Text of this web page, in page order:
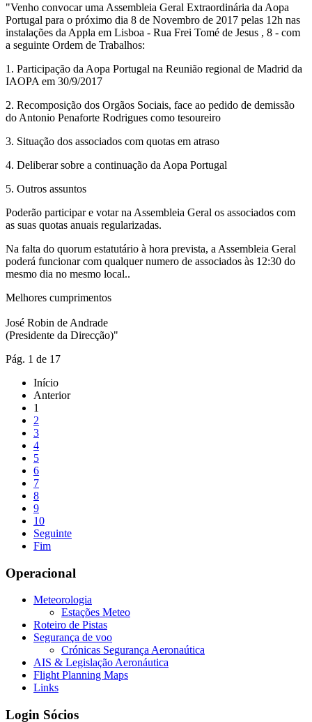
"Venho convocar uma Assembleia Geral Extraordinária da Aopa
Portugal para o próximo dia 8 de Novembro de 2017 pelas 12h nas
instalações da Appla em Lisboa - Rua Frei Tomé de Jesus , 8 - com
a seguinte Ordem de Trabalhos:
1. Participação da Aopa Portugal na Reunião regional de Madrid da
IAOPA em 30/9/2017
2. Recomposição dos Orgãos Sociais, face ao pedido de demissão
do Antonio Penaforte Rodrigues como tesoureiro
3. Situação dos associados com quotas em atraso
4. Deliberar sobre a continuação da Aopa Portugal
5. Outros assuntos
Poderão participar e votar na Assembleia Geral os associados com
as suas quotas anuais regularizadas.
Na falta do quorum estatutário à hora prevista, a Assembleia Geral
poderá funcionar com qualquer numero de associados às 12:30 do
mesmo dia no mesmo local..
Melhores cumprimentos
José Robin de Andrade
(Presidente da Direcção)"
Pág. 1 de 17
Início
Anterior
1
2
3
4
5
6
7
8
9
10
Seguinte
Fim
Operacional
Meteorologia
Estações Meteo
Roteiro de Pistas
Segurança de voo
Crónicas Segurança Aeronaútica
AIS & Legislação Aeronáutica
Flight Planning Maps
Links
Login Sócios